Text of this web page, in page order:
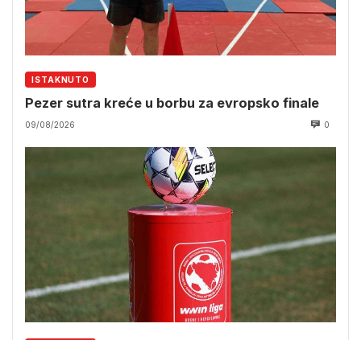
ISTAKNUTO
Pezer sutra kreće u borbu za evropsko finale
09/08/2026 0